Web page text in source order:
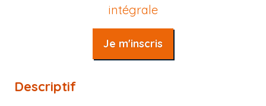
intégrale
Je m'inscris
Descriptif